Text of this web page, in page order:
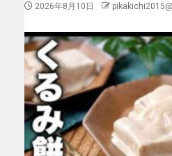
2026年8月10日